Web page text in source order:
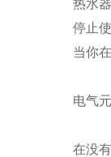
热水
停止
当你
电气
在没